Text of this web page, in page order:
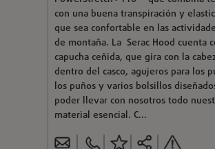
con una buena transpiración y
que sea confortable en las
de montaña. La Serac Hood cuenta
capucha ceñida, que gira con la
dentro del casco, agujeros para los
los puños y varios bolsillos
poder llevar con nosotros todo
material esencial. C...